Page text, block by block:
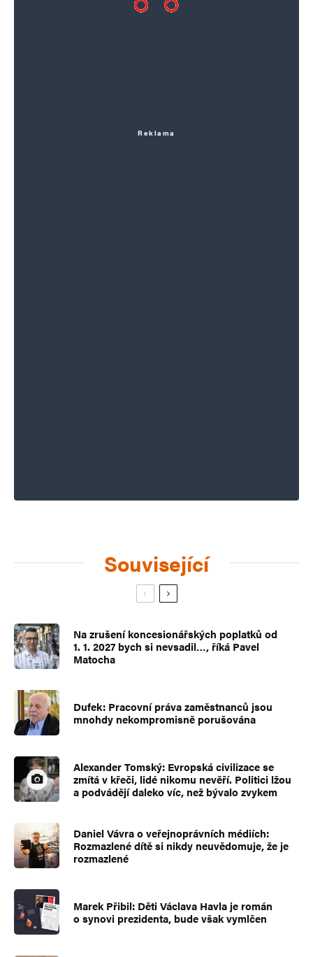
Reklama
Související
Na zrušení koncesionářských poplatků od
1. 1. 2027 bych si nevsadil…, říká Pavel
Matocha
Dufek: Pracovní práva zaměstnanců jsou
mnohdy nekompromisně porušována
Alexander Tomský: Evropská civilizace se
zmítá v křeči, lidé nikomu nevěří. Politici lžou
a podvádějí daleko víc, než bývalo zvykem
Daniel Vávra o veřejnoprávních médiích:
Rozmazlené dítě si nikdy neuvědomuje, že je
rozmazlené
Marek Přibil: Děti Václava Havla je román
o synovi prezidenta, bude však vymlčen